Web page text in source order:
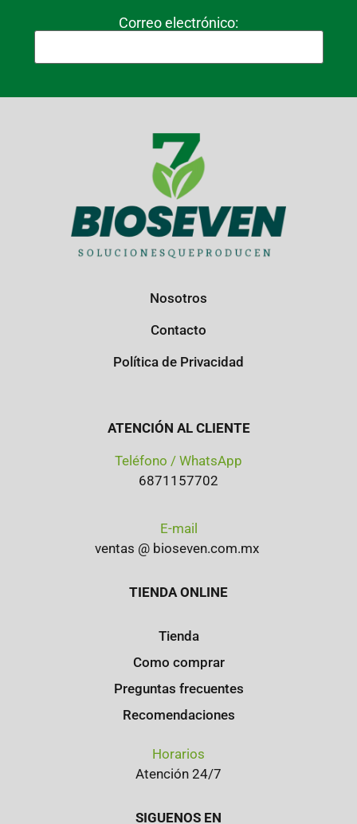
Correo electrónico:
Nosotros
Contacto
Política de Privacidad
ATENCIÓN AL CLIENTE
Teléfono / WhatsApp
6871157702
E-mail
ventas @ bioseven.com.mx
TIENDA ONLINE
Tienda
Como comprar
Preguntas frecuentes
Recomendaciones
Horarios
Atención 24/7
SIGUENOS EN